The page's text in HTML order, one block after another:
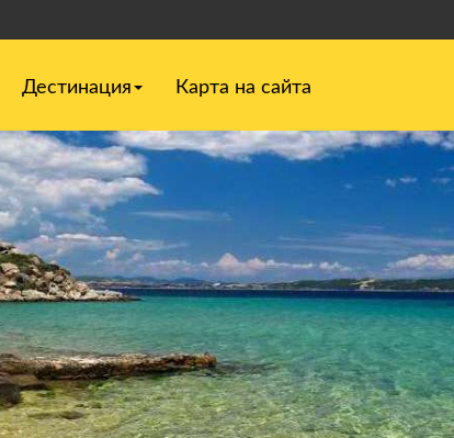
Дестинация Карта на сайта